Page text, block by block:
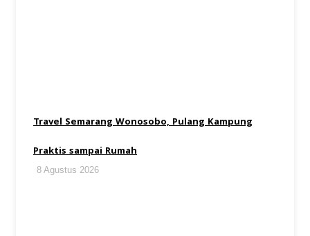
Travel Semarang Wonosobo, Pulang Kampung
Praktis sampai Rumah
8 Agustus 2026